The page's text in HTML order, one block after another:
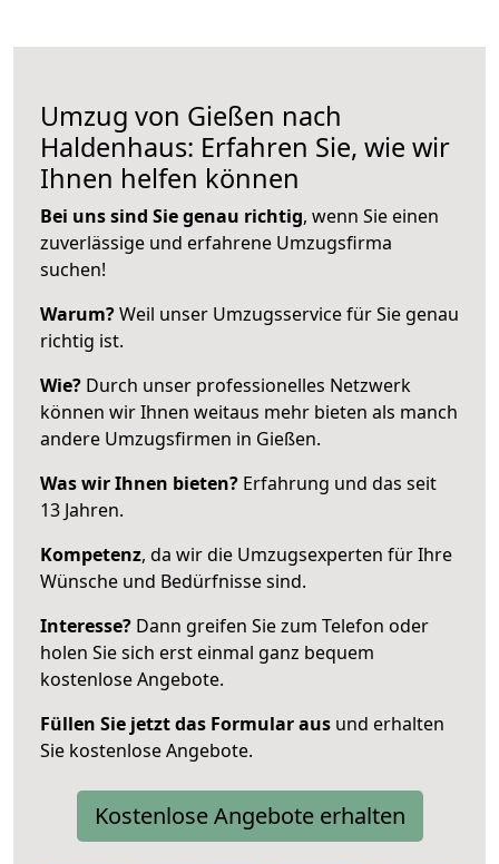
Umzug von Gießen nach
Haldenhaus: Erfahren Sie, wie wir
Ihnen helfen können
Bei uns sind Sie genau richtig, wenn Sie einen
zuverlässige und erfahrene Umzugsfirma
suchen!
Warum?Weil unser Umzugsservice für Sie genau
richtig ist.
Wie? Durch unser professionelles Netzwerk
können wir Ihnen weitaus mehr bieten als manch
andere Umzugsfirmen in Gießen.
Was wir Ihnen bieten? Erfahrung und das seit
13 Jahren.
Kompetenz, da wir die Umzugsexperten für Ihre
Wünsche und Bedürfnisse sind.
Interesse? Dann greifen Sie zum Telefon oder
holen Sie sich erst einmal ganz bequem
kostenlose Angebote.
Füllen Sie jetzt das Formular aus und erhalten
Sie kostenlose Angebote.
Kostenlose Angebote erhalten